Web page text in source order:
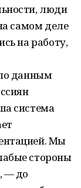
люди
самом деле
на работу,
данным
система
Мы
стороны
— до